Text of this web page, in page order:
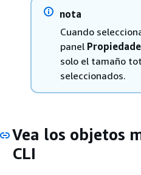
nota
Cuando
panel
solo el tamaño
seleccionados.
Vea los objetos
CLI